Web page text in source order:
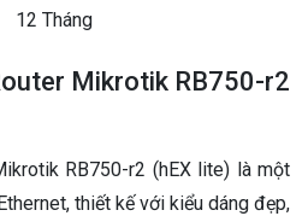
12 Tháng
Mikrotik RB750-r2
RB750-r2 (hEX lite) là một
thiết kế với kiểu dáng đẹp,